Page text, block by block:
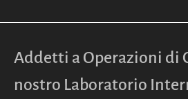
Addetti a Operazioni di
nostro Laboratorio